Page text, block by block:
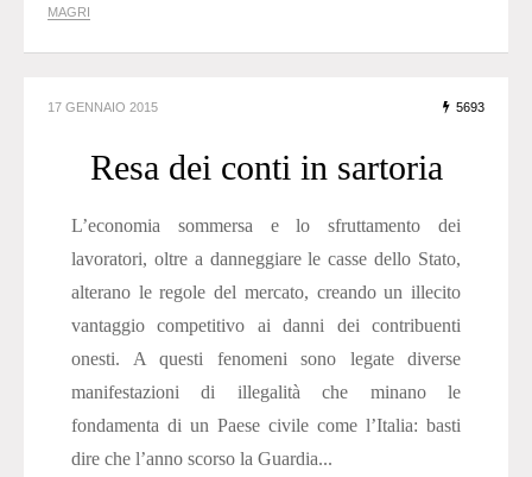
MAGRI
17 GENNAIO 2015 5693
Resa dei conti in sartoria
L’economia sommersa e lo sfruttamento dei
lavoratori, oltre a danneggiare le casse dello Stato,
alterano le regole del mercato, creando un illecito
vantaggio competitivo ai danni dei contribuenti
onesti. A questi fenomeni sono legate diverse
manifestazioni di illegalità che minano le
fondamenta di un Paese civile come l’Italia: basti
dire che l’anno scorso la Guardia...